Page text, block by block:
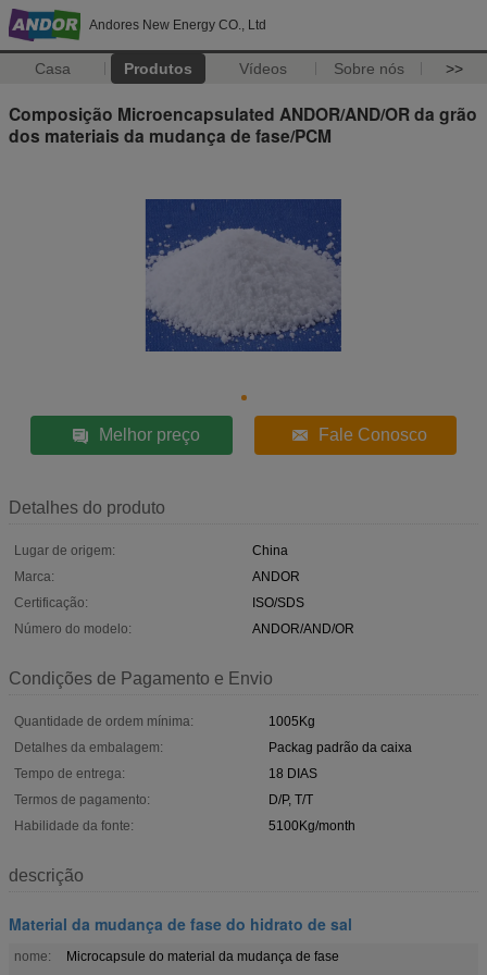
Andores New Energy CO., Ltd
Casa Produtos Vídeos Sobre nós >>
Composição Microencapsulated ANDOR/AND/OR da grão
dos materiais da mudança de fase/PCM
Melhor preço Fale Conosco
Detalhes do produto
Lugar de origem:
China
Marca:
ANDOR
Certificação:
ISO/SDS
Número do modelo:
ANDOR/AND/OR
Condições de Pagamento e Envio
Quantidade de ordem mínima:
1005Kg
Detalhes da embalagem:
Packag padrão da caixa
Tempo de entrega:
18 DIAS
Termos de pagamento:
D/P, T/T
Habilidade da fonte:
5100Kg/month
descrição
Material da mudança de fase do hidrato de sal
nome:
Microcapsule do material da mudança de fase